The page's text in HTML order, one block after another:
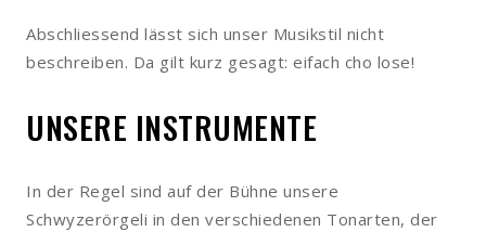
Abschliessend lässt sich unser Musikstil nicht
beschreiben. Da gilt kurz gesagt: eifach cho lose!
UNSERE INSTRUMENTE
In der Regel sind auf der Bühne unsere
Schwyzerörgeli in den verschiedenen Tonarten, der